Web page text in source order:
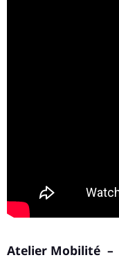
Atelier Mobilité –